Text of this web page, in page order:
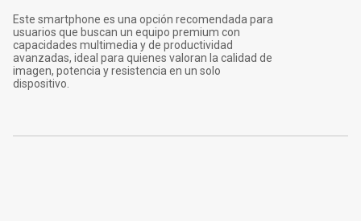
Este smartphone es una opción recomendada para
usuarios que buscan un equipo premium con
capacidades multimedia y de productividad
avanzadas, ideal para quienes valoran la calidad de
imagen, potencia y resistencia en un solo
dispositivo.